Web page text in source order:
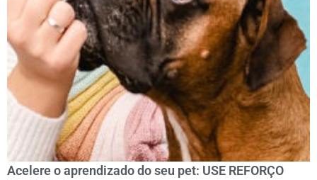
Acelere o aprendizado do seu pet: USE REFORÇO